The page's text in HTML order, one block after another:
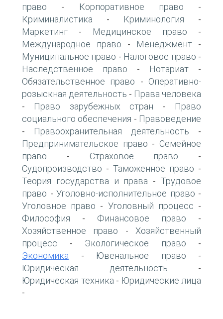
право - Корпоративное право -
Криминалистика - Криминология -
Маркетинг - Медицинское право -
Международное право - Менеджмент -
Муниципальное право - Налоговое право -
Наследственное право - Нотариат -
Обязательственное право - Оперативно-
розыскная деятельность - Права человека
- Право зарубежных стран -
Право
социального обеспечения - Правоведение
- Правоохранительная деятельность -
Предпринимательское право - Семейное
право - Страховое право -
Судопроизводство - Таможенное право -
Теория государства и права -Трудовое
право - Уголовно-исполнительное право -
Уголовное право - Уголовный процесс -
Философия - Финансовое право -
Хозяйственное право - Хозяйственный
процесс - Экологическое право -
Экономика - Ювенальное право -
Юридическая деятельность -
Юридическая техника - Юридические лица
-